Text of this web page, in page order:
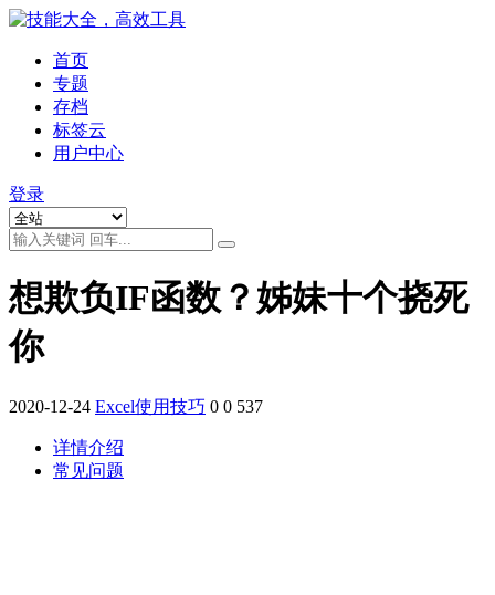
首页
专题
存档
标签云
用户中心
登录
想欺负IF函数？姊妹十个挠死
你
2020-12-24 Excel使用技巧 0 0 537
详情介绍
常见问题